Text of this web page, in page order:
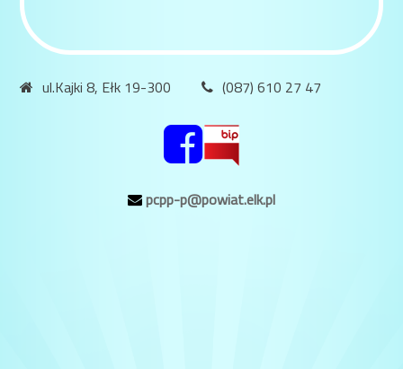
ul.Kajki 8, Ełk 19-300 (087) 610 27 47
pcpp-p@powiat.elk.pl